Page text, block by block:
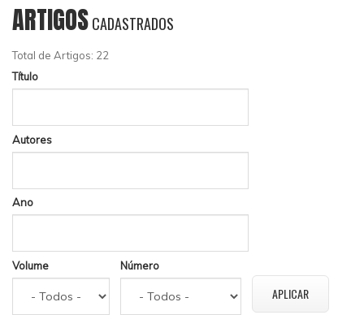
ARTIGOSCADASTRADOS
Total de Artigos: 22
Título
Autores
Ano
Volume Número